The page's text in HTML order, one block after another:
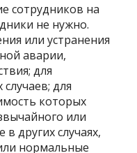
сотрудников на
не нужно.
или устранения
аварии,
для
для
которых
или
других случаях,
нормальные